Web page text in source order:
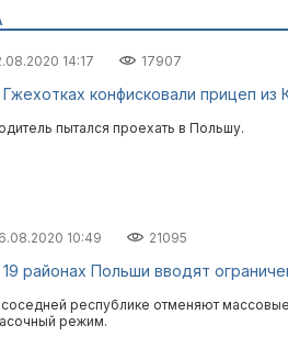
14:17 17907
конфисковали прицеп из
пытался проехать в Польшу.
10:49 21095
районах Польши вводят
республике отменяют
режим.